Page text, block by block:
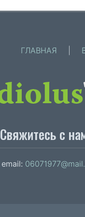
ГЛАВНАЯ
Свяжитесь с
email: